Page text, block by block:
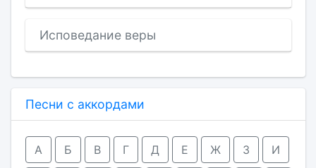
Исповедание веры
Песни с аккордами
А Б В Г Д Е Ж З И